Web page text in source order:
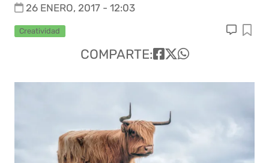
26 ENERO, 2017 - 12:03
Creatividad
COMPARTE: